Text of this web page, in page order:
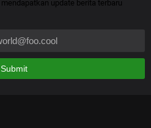
aja selama itu hasanah,,,
update berita terbaru